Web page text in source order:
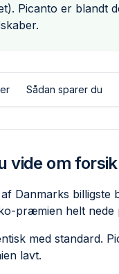
Picanto er blandt
Sådan sparer du
vide om
Danmarks
præmien helt
med standard.
lavt.